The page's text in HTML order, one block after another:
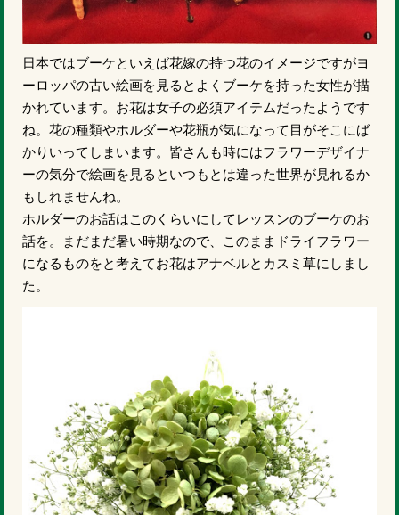
日本ではブーケといえば花嫁の持つ花のイメージですがヨ
ーロッパの古い絵画を見るとよくブーケを持った女性が描
かれています。お花は女子の必須アイテムだったようです
ね。花の種類やホルダーや花瓶が気になって目がそこにば
かりいってしまいます。皆さんも時にはフラワーデザイナ
ーの気分で絵画を見るといつもとは違った世界が見れるか
もしれませんね。
ホルダーのお話はこのくらいにしてレッスンのブーケのお
話を。まだまだ暑い時期なので、このままドライフラワー
になるものをと考えてお花はアナベルとカスミ草にしまし
た。